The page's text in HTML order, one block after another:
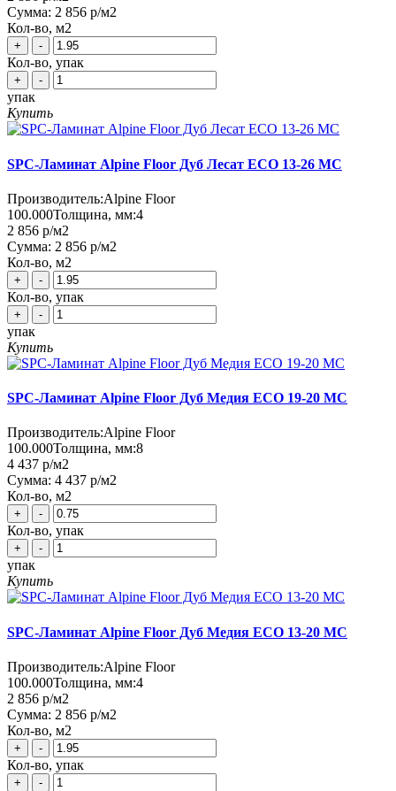
Сумма: 2 856 р/м2
Кол-во, м2
+ -
Кол-во, упак
+ -
упак
Купить
SPC-Ламинат Alpine Floor Дуб Лесат ЕСО 13-26 MC
Производитель:Alpine Floor
100.000Толщина, мм:4
2 856 р/м2
Сумма: 2 856 р/м2
Кол-во, м2
+ -
Кол-во, упак
+ -
упак
Купить
SPC-Ламинат Alpine Floor Дуб Медия ECO 19-20 MC
Производитель:Alpine Floor
100.000Толщина, мм:8
4 437 р/м2
Сумма: 4 437 р/м2
Кол-во, м2
+ -
Кол-во, упак
+ -
упак
Купить
SPC-Ламинат Alpine Floor Дуб Медия ЕСО 13-20 MC
Производитель:Alpine Floor
100.000Толщина, мм:4
2 856 р/м2
Сумма: 2 856 р/м2
Кол-во, м2
+ -
Кол-во, упак
+ -